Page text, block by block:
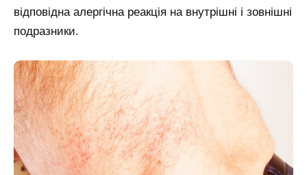
відповідна алергічна реакція на внутрішні і зовнішні
подразники.